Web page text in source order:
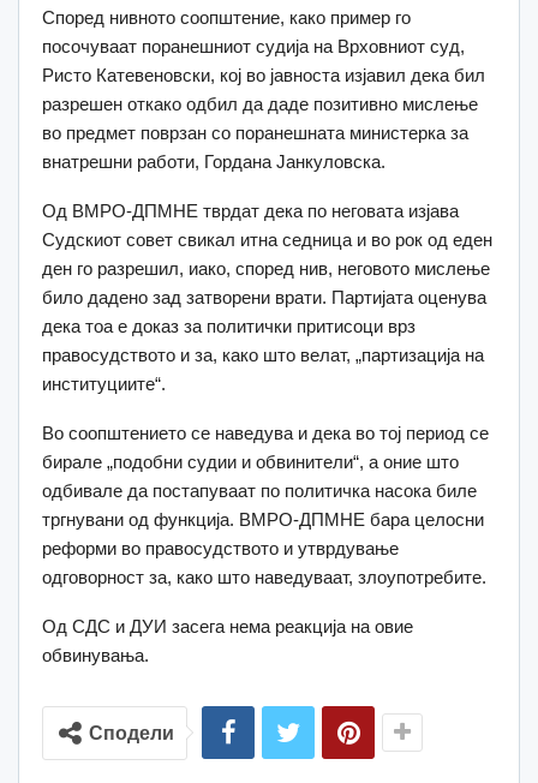
Според нивното соопштение, како пример го
посочуваат поранешниот судија на Врховниот суд,
Ристо Катевеновски, кој во јавноста изјавил дека бил
разрешен откако одбил да даде позитивно мислење
во предмет поврзан со поранешната министерка за
внатрешни работи, Гордана Јанкуловска.
Од ВМРО-ДПМНЕ тврдат дека по неговата изјава
Судскиот совет свикал итна седница и во рок од еден
ден го разрешил, иако, според нив, неговото мислење
било дадено зад затворени врати. Партијата оценува
дека тоа е доказ за политички притисоци врз
правосудството и за, како што велат, „партизација на
институциите“.
Во соопштението се наведува и дека во тој период се
бирале „подобни судии и обвинители“, а оние што
одбивале да постапуваат по политичка насока биле
тргнувани од функција. ВМРО-ДПМНЕ бара целосни
реформи во правосудството и утврдување
одговорност за, како што наведуваат, злоупотребите.
Од СДС и ДУИ засега нема реакција на овие
обвинувања.
Сподели